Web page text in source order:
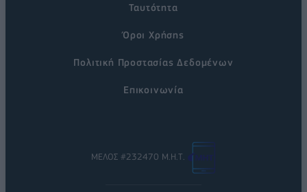
Ταυτότητα
Όροι Χρήσης
Πολιτική Προστασίας Δεδομένων
Επικοινωνία
ΜΕΛΟΣ #232470 Μ.Η.Τ.